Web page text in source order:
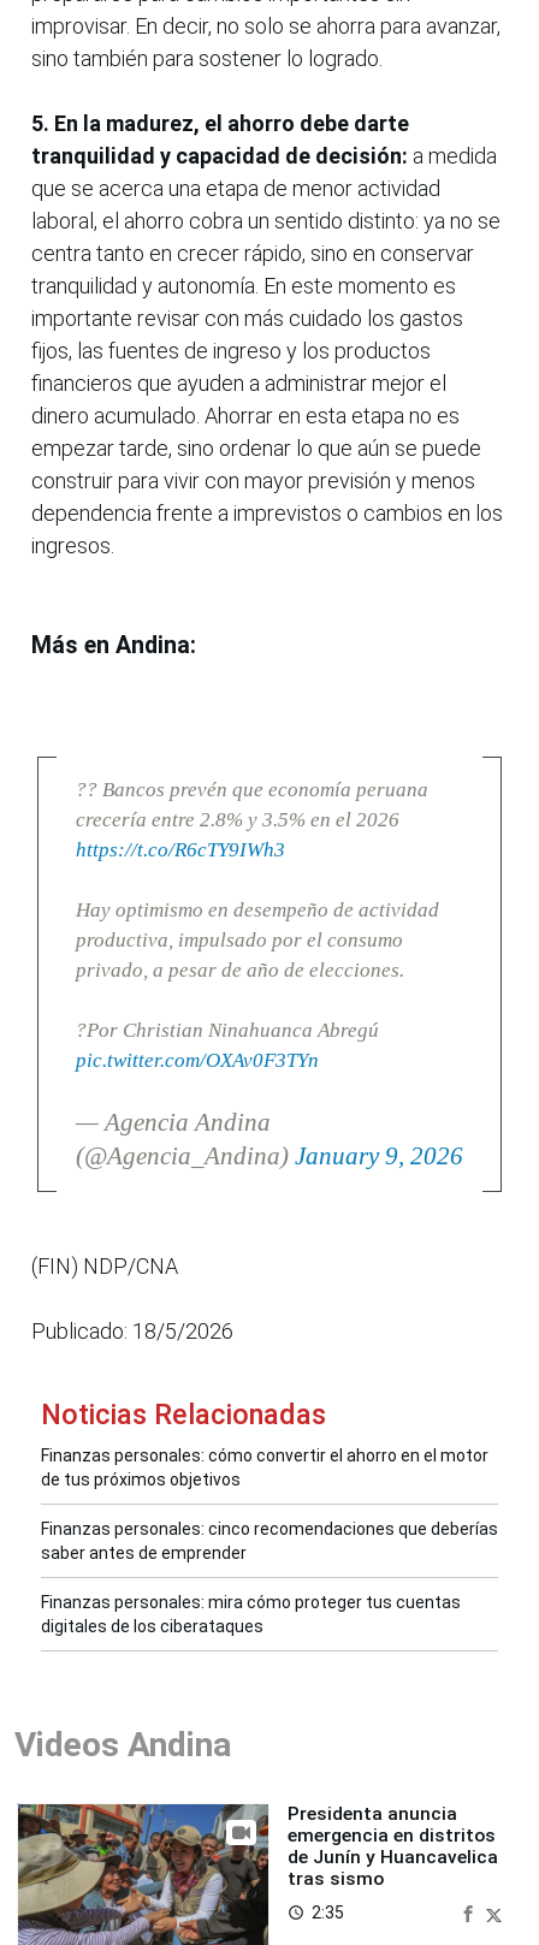
improvisar. En decir, no solo se ahorra para avanzar,
sino también para sostener lo logrado.
5. En la madurez, el ahorro debe darte
tranquilidad y capacidad de decisión: a medida
que se acerca una etapa de menor actividad
laboral, el ahorro cobra un sentido distinto: ya no se
centra tanto en crecer rápido, sino en conservar
tranquilidad y autonomía. En este momento es
importante revisar con más cuidado los gastos
fijos, las fuentes de ingreso y los productos
financieros que ayuden a administrar mejor el
dinero acumulado. Ahorrar en esta etapa no es
empezar tarde, sino ordenar lo que aún se puede
construir para vivir con mayor previsión y menos
dependencia frente a imprevistos o cambios en los
ingresos.
Más en Andina:
?? Bancos prevén que economía peruana
crecería entre 2.8% y 3.5% en el 2026
https://t.co/R6cTY9IWh3
Hay optimismo en desempeño de actividad
productiva, impulsado por el consumo
privado, a pesar de año de elecciones.
?Por Christian Ninahuanca Abregú
pic.twitter.com/OXAv0F3TYn
— Agencia Andina
(@Agencia_Andina) January 9, 2026
(FIN) NDP/CNA
Publicado: 18/5/2026
Noticias Relacionadas
Finanzas personales: cómo convertir el ahorro en el motor
de tus próximos objetivos
Finanzas personales: cinco recomendaciones que deberías
saber antes de emprender
Finanzas personales: mira cómo proteger tus cuentas
digitales de los ciberataques
Videos Andina
Presidenta anuncia
emergencia en distritos
de Junín y Huancavelica
tras sismo
access_time 2:35